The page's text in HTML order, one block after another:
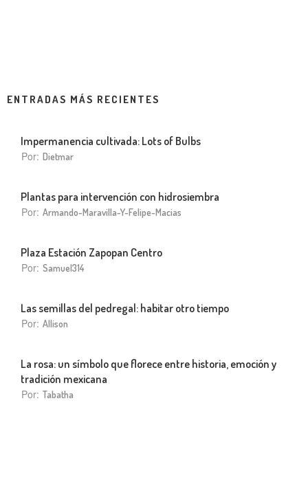
ENTRADAS MÁS RECIENTES
Impermanencia cultivada: Lots of Bulbs
Por: Dietmar
Plantas para intervención con hidrosiembra
Por: Armando-Maravilla-Y-Felipe-Macias
Plaza Estación Zapopan Centro
Por: Samuel314
Las semillas del pedregal: habitar otro tiempo
Por: Allison
La rosa: un símbolo que florece entre historia, emoción y
tradición mexicana
Por: Tabatha